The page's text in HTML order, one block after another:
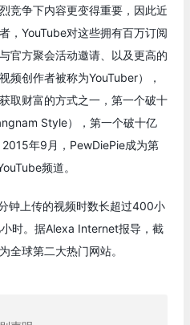
竞争下内容更变得重要，因此近
，YouTube对这些拥有百万订阅
官方聚会活动邀请、以及更高的
频创作者被称为YouTuber），
取财富的方式之一，第一个破十
Style），第一个破十亿
2015年9月，PewDiePie成为第
频道。
钟上传的视频时数长超过400小
时。据Alexa Internet报导，截
全球第二大热门网站。